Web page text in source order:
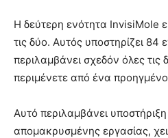
Η δεύτερη ενότητα InvisiMole
τις δύο. Αυτός υποστηρίζει 84
περιλαμβάνει σχεδόν όλες τις
περιμένετε από ένα
Αυτό περιλαμβάνει
απομακρυσμένης εργασίας,